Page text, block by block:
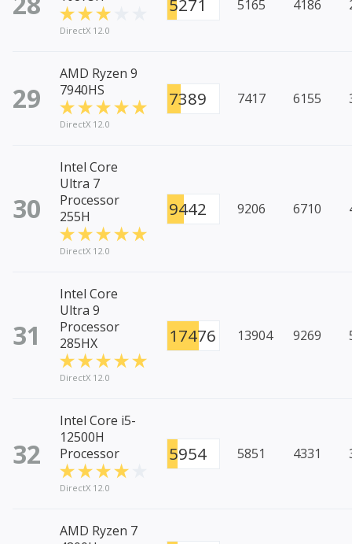
DirectX 12.0
5271 5165 4186
29
AMD Ryzen 9
7940HS
DirectX 12.0
7389 7417 6155
30
Intel Core
Ultra 7
Processor
255H
DirectX 12.0
9442 9206 6710
31
Intel Core
Ultra 9
Processor
285HX
DirectX 12.0
17476 13904 9269
32
Intel Core i5-
12500H
Processor
DirectX 12.0
5954 5851 4331
AMD Ryzen 7